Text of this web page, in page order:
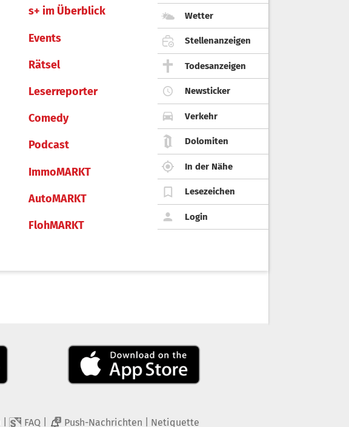
s+ im Überblick
Events
Rätsel
Leserreporter
Comedy
Podcast
ImmoMARKT
AutoMARKT
FlohMARKT
Wetter
Stellenanzeigen
Todesanzeigen
Newsticker
Verkehr
Dolomiten
In der Nähe
Lesezeichen
Login
FAQ 2 Push-Nachrichten Netiquette